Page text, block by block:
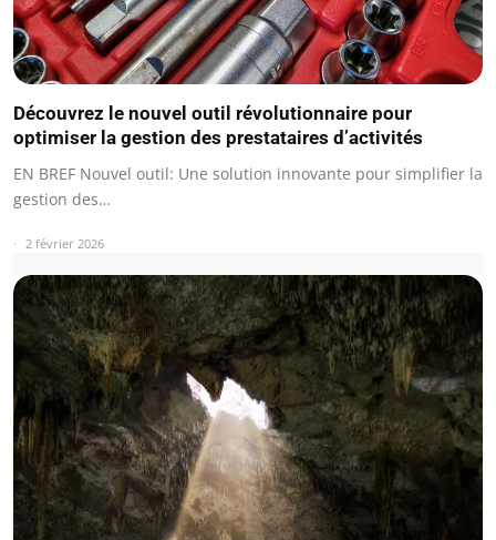
Découvrez le nouvel outil révolutionnaire pour
optimiser la gestion des prestataires d’activités
EN BREF Nouvel outil: Une solution innovante pour simplifier la
gestion des…
2 février 2026